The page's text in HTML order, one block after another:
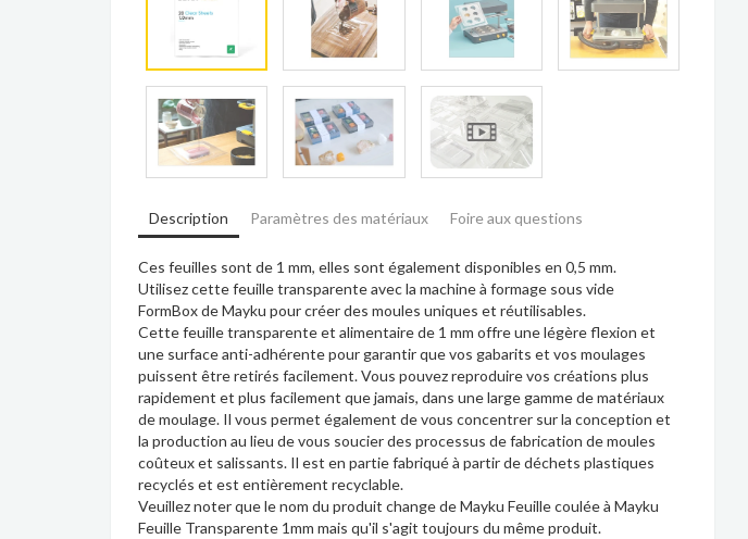
Description Paramètres des matériaux Foire aux questions
Ces feuilles sont de 1 mm, elles sont également disponibles en 0,5 mm.
Utilisez cette feuille transparente avec la machine à formage sous vide
FormBox de Mayku pour créer des moules uniques et réutilisables.
Cette feuille transparente et alimentaire de 1 mm offre une légère flexion et
une surface anti-adhérente pour garantir que vos gabarits et vos moulages
puissent être retirés facilement. Vous pouvez reproduire vos créations plus
rapidement et plus facilement que jamais, dans une large gamme de matériaux
de moulage. Il vous permet également de vous concentrer sur la conception et
la production au lieu de vous soucier des processus de fabrication de moules
coûteux et salissants. Il est en partie fabriqué à partir de déchets plastiques
recyclés et est entièrement recyclable.
Veuillez noter que le nom du produit change de Mayku Feuille coulée à Mayku
Feuille Transparente 1mm mais qu'il s'agit toujours du même produit.